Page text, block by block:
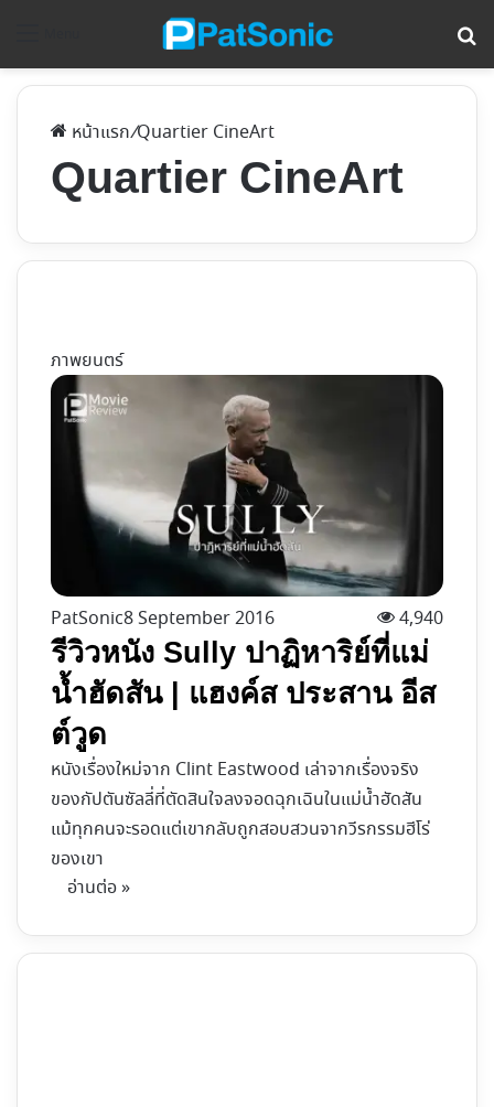
หน้าแรก/Quartier CineArt
Quartier CineArt
ภาพยนตร์
PatSonic8 September 2016 4,940
รีวิวหนัง Sully ปาฏิหาริย์ที่แม่
น้ำฮัดสัน | แฮงค์ส ประสาน อีส
ต์วูด
หนังเรื่องใหม่จาก Clint Eastwood เล่าจากเรื่องจริง
ของกัปตันซัลลี่ที่ตัดสินใจลงจอดฉุกเฉินในแม่น้ำฮัดสัน
แม้ทุกคนจะรอดแต่เขากลับถูกสอบสวนจากวีรกรรมฮีโร่
ของเขา
อ่านต่อ »